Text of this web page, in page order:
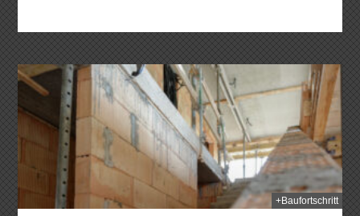
+Baufortschritt